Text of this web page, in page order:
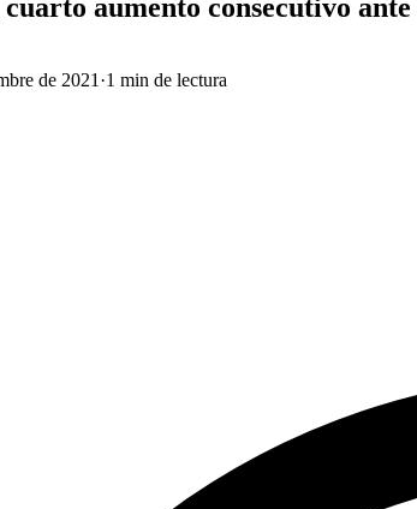
aumento consecutivo
de 2021 ·1 min de lectura